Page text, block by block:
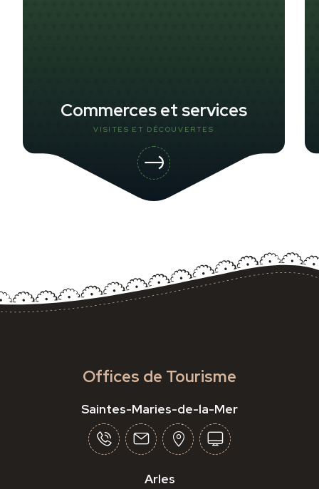
Commerces et services
VISITES ET DÉCOUVERTES
Offices de Tourisme
Saintes-Maries-de-la-Mer
Arles